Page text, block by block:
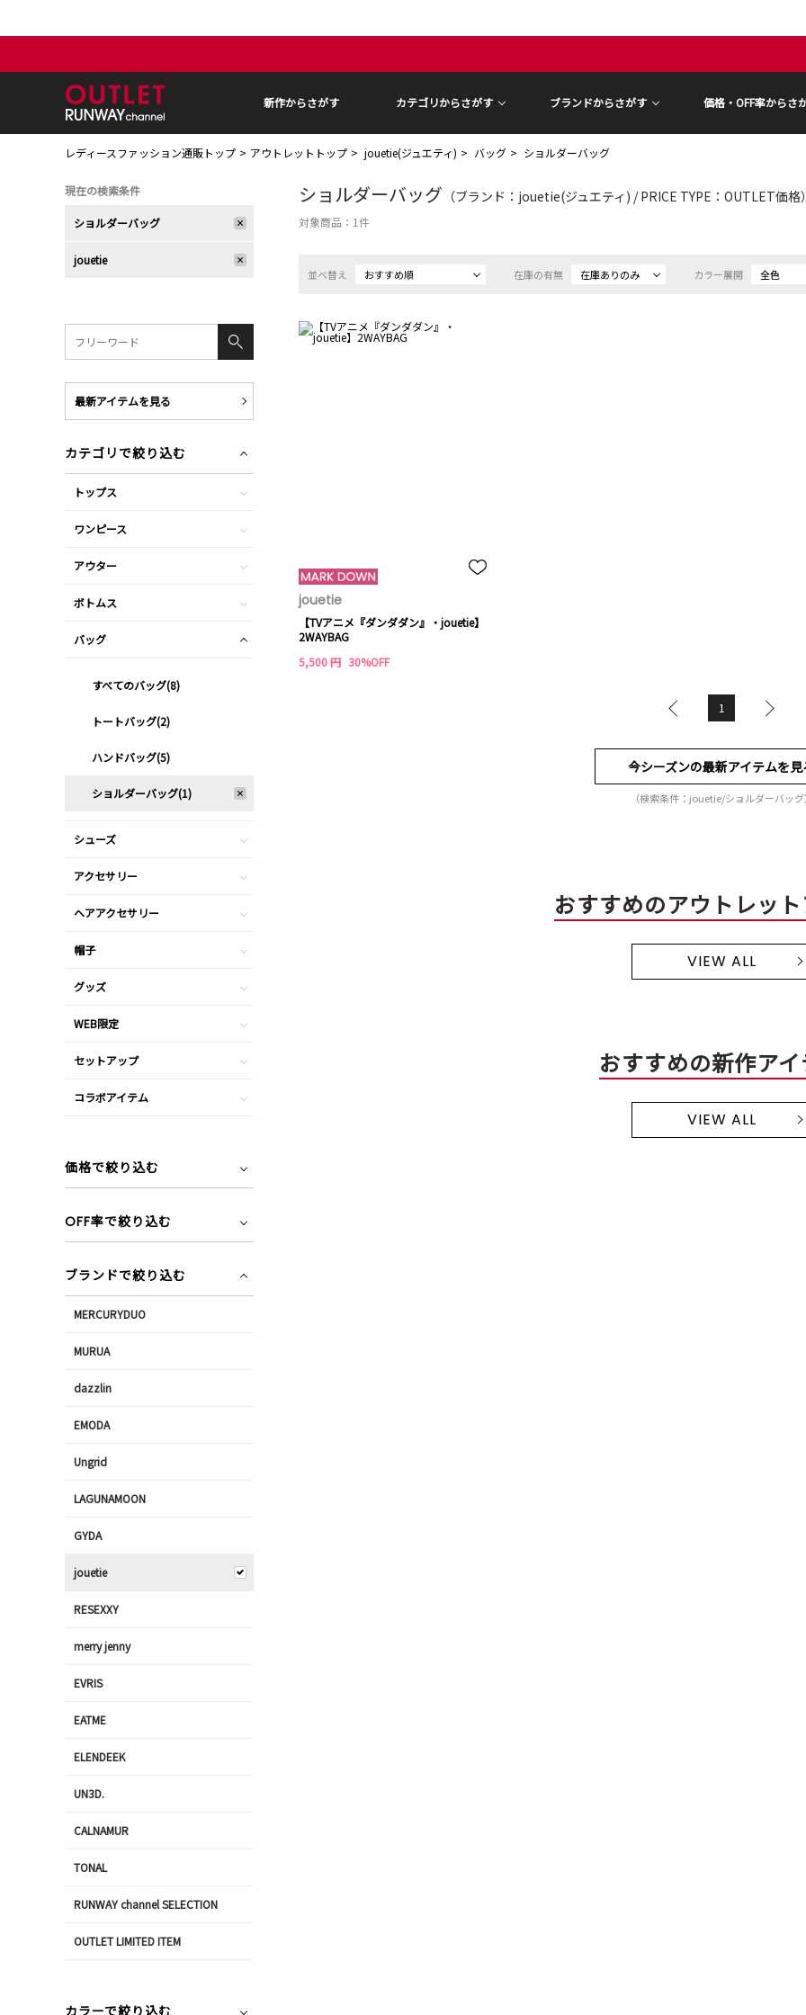
新作からさがす カテゴリからさがす ブランドからさがす 価格・OFF率からさ
レディースファッション通販トップ アウトレットトップ jouetie(ジュエティ) バッグ ショルダーバッグ
ショルダーバッグ （ブランド：jouetie(ジュエティ) / PRICE TYPE：OUTLET価格
対象商品： 1件
並べ替え おすすめ順 在庫の有無 在庫ありのみ カラー展開 全色
jouetie
【TVアニメ『ダンダダン』・jouetie】
2WAYBAG
5,500 円 30%OFF
1
今シーズンの最新アイテムを見
（検索条件：jouetie/ショルダーバッ
おすすめのアウトレッ
VIEW ALL
おすすめの新作ア
VIEW ALL
現在の検索条件
ショルダーバッグ
jouetie
最新アイテムを見る
カテゴリで絞り込む
トップス
ワンピース
アウター
ボトムス
バッグ
すべてのバッグ(8)
トートバッグ(2)
ハンドバッグ(5)
ショルダーバッグ(1)
シューズ
アクセサリー
ヘアアクセサリー
帽子
グッズ
WEB限定
セットアップ
コラボアイテム
価格で絞り込む
OFF率で絞り込む
ブランドで絞り込む
MERCURYDUO
MURUA
dazzlin
EMODA
Ungrid
LAGUNAMOON
GYDA
jouetie
RESEXXY
merry jenny
EVRIS
EATME
ELENDEEK
UN3D.
CALNAMUR
TONAL
RUNWAY channel SELECTION
OUTLET LIMITED ITEM
カラーで絞り込む